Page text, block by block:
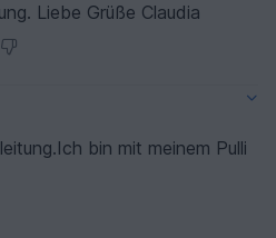
Liebe Grüße Claudia
bin mit meinem Pulli